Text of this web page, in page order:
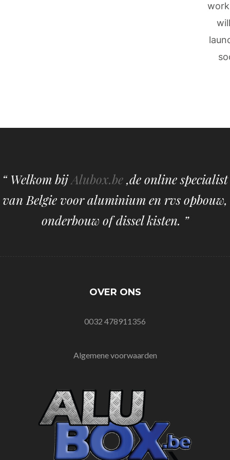
“ Welkom bijAlubox.be,de online specialist
van Belgie voor aluminium en rvs opbouw,
onderbouw of dissel kisten. ”
OVER ONS
0032 478911356
Algemene voorwaarden